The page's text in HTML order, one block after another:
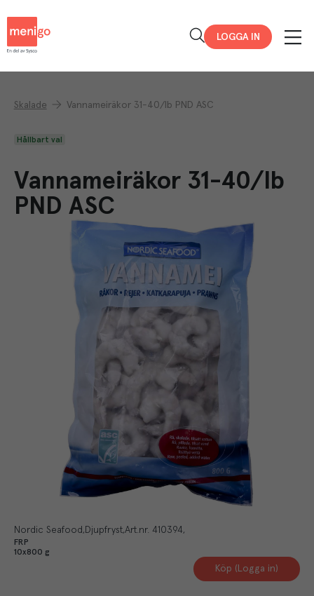
LOGGA IN
Skalade Vannameiräkor 31-40/lb PND ASC
Hållbart val
Vannameiräkor 31-40/lb
PND ASC
Nordic Seafood Djupfryst Art.nr. 410394
FRP
10x800 g
Köp (Logga in)